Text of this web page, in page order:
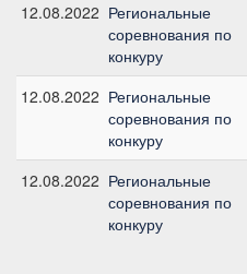
12.08.2022 Региональные
соревнования по
конкуру
12.08.2022 Региональные
соревнования по
конкуру
12.08.2022 Региональные
соревнования по
конкуру